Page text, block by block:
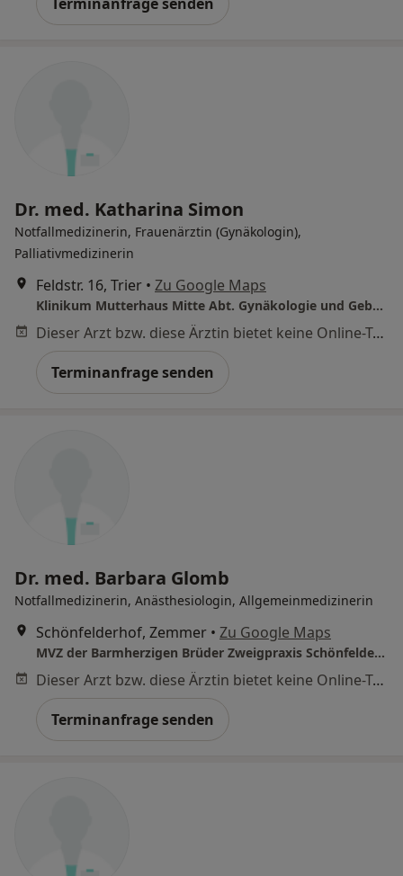
Dr. med. Katharina Simon
Notfallmedizinerin, Frauenärztin (Gynäkologin),
Palliativmedizinerin
Feldstr. 16, Trier • Zu Google Maps
Klinikum Mutterhaus Mitte Abt. Gynäkologie und Geburtshilfe
Dieser Arzt bzw. diese Ärztin bietet keine Online-Terminbuchung an diesem Standort an.
Terminanfrage senden
Dr. med. Barbara Glomb
Notfallmedizinerin, Anästhesiologin, Allgemeinmedizinerin
Schönfelderhof, Zemmer • Zu Google Maps
MVZ der Barmherzigen Brüder Zweigpraxis Schönfelderhof
Dieser Arzt bzw. diese Ärztin bietet keine Online-Terminbuchung an diesem Standort an.
Terminanfrage senden